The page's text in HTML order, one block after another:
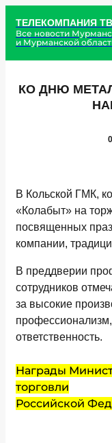
ТЕЛЕКОМПАНИЯ
Все новости
и Мурманской
КО ДНЮ
В Кольской ГМК,
«Колабыт» на
посвященных
компании,
В преддверии
сотрудников
за высокие
ответственность.
Награды
торговли
Российской